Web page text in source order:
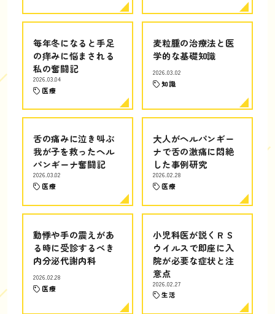
毎年冬になると手足
の痒みに悩まされる
私の奮闘記
2026.03.04
医療
麦粒腫の治療法と医
学的な基礎知識
2026.03.02
知識
舌の痛みに泣き叫ぶ
我が子を救ったヘル
パンギーナ奮闘記
2026.03.02
医療
大人がヘルパンギー
ナで舌の激痛に悶絶
した事例研究
2026.02.28
医療
動悸や手の震えがあ
る時に受診するべき
内分泌代謝内科
2026.02.28
医療
小児科医が説くＲＳ
ウイルスで即座に入
院が必要な症状と注
意点
2026.02.27
生活